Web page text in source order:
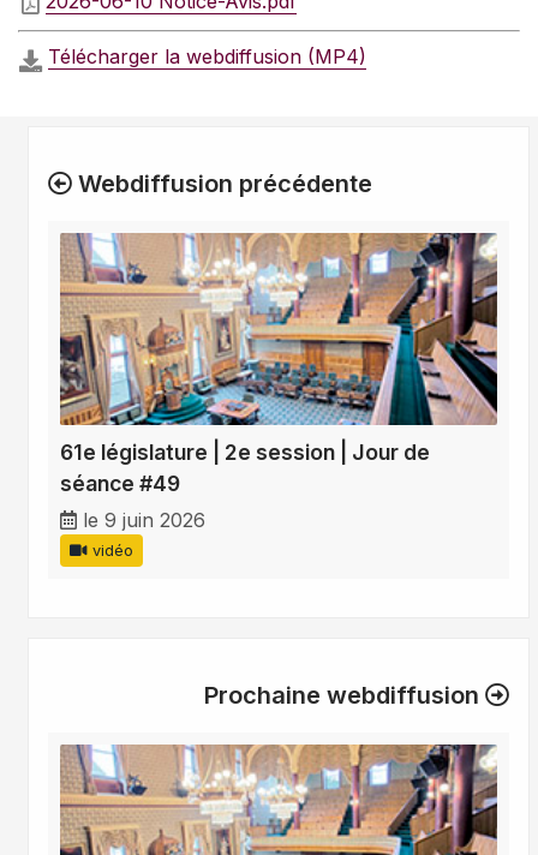
Télécharger la webdiffusion (MP4)
Webdiffusion précédente
61e législature | 2e session | Jour de
séance #49
le 9 juin 2026
vidéo
Prochaine webdiffusion